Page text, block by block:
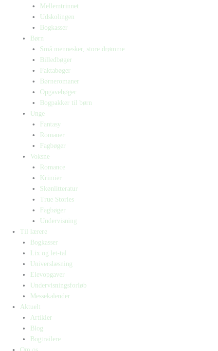
Mellemtrinnet
Udskolingen
Bogkasser
Børn
Små mennesker, store drømme
Billedbøger
Faktabøger
Børneromaner
Opgavebøger
Bogpakker til børn
Unge
Fantasy
Romaner
Fagbøger
Voksne
Romance
Krimier
Skønlitteratur
True Stories
Fagbøger
Undervisning
Til lærere
Bogkasser
Lix og let-tal
Universlæsning
Elevopgaver
Undervisningsforløb
Messekalender
Aktuelt
Artikler
Blog
Bogtrailere